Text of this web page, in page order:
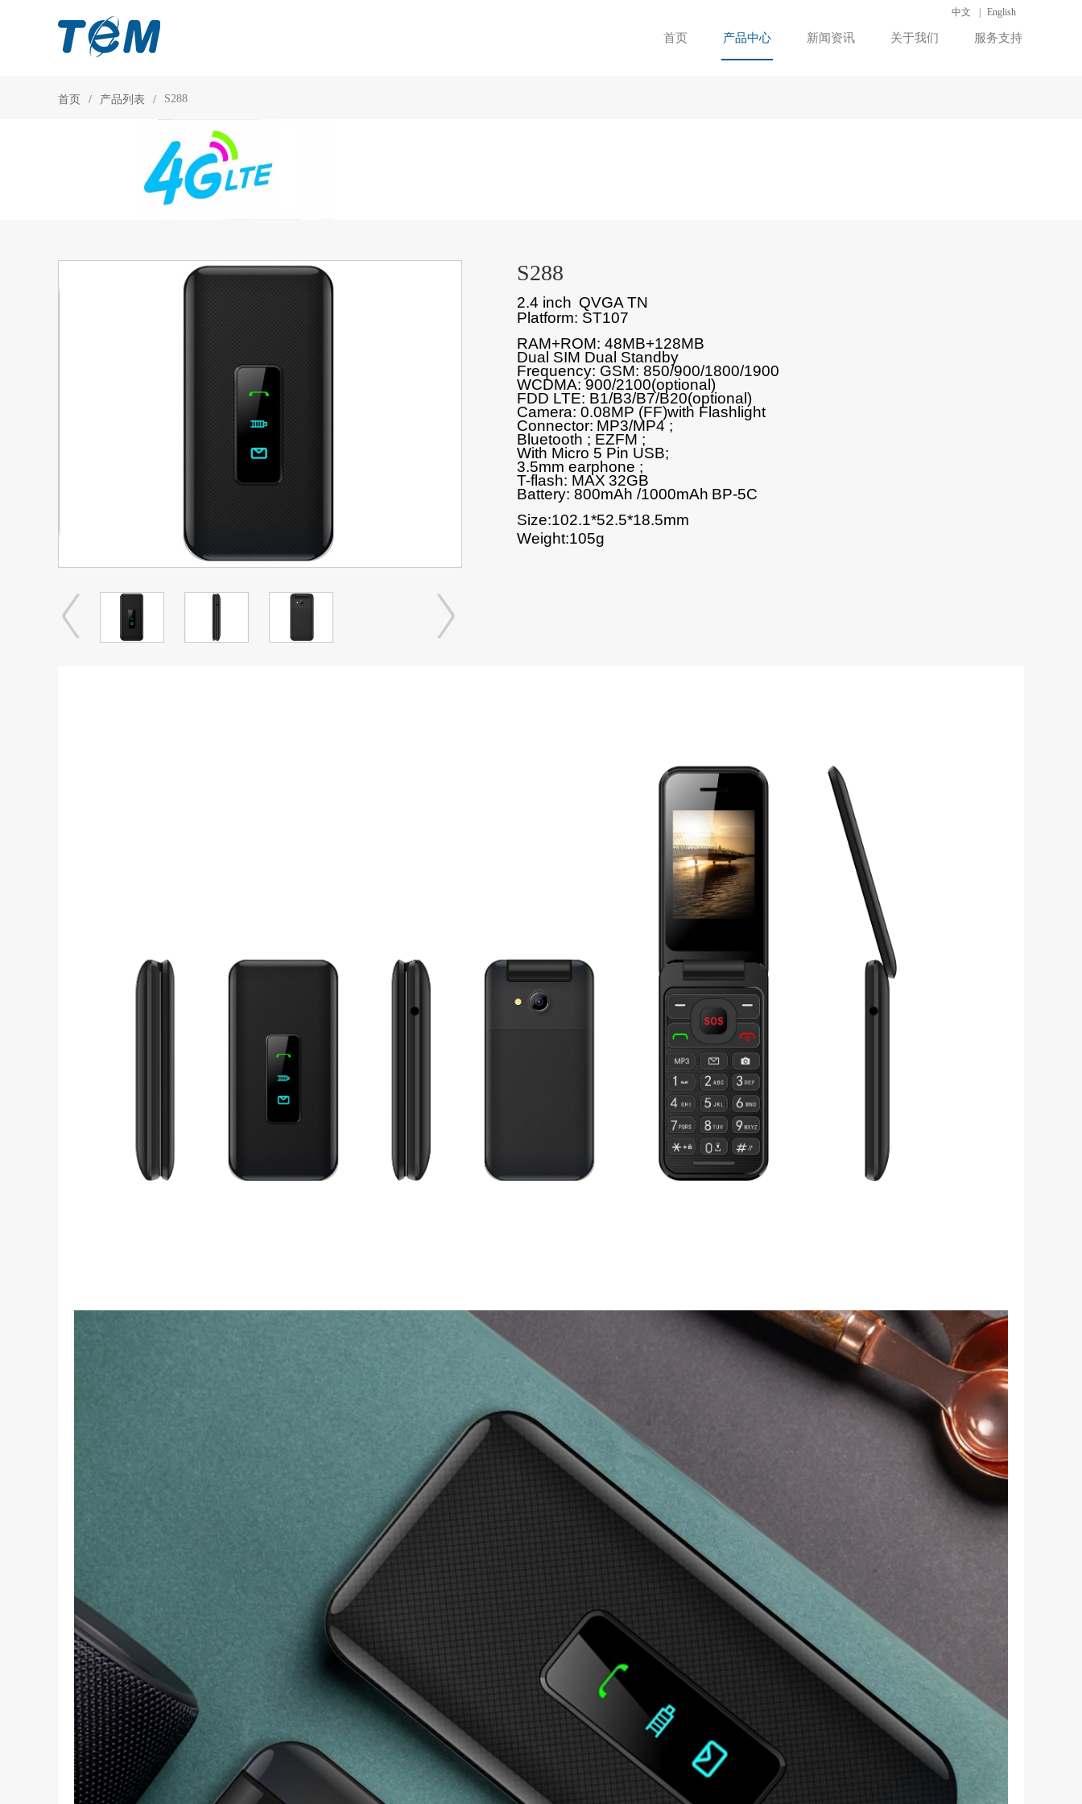
首页 产品中心 新闻资讯 关于我们 服务支持
中文 English
首页 / 产品列表 / S288
S288
2.4 inch QVGA TN
Platform: ST107
RAM+ROM: 48MB+128MB
Dual SIM Dual Standby
Frequency: GSM: 850/900/1800/1900
WCDMA: 900/2100(optional)
FDD LTE: B1/B3/B7/B20(optional)
Camera: 0.08MP (FF)with Flashlight
Connector: MP3/MP4 ;
Bluetooth ; EZFM ;
With Micro 5 Pin USB;
3.5mm earphone ;
T-flash: MAX 32GB
Battery: 800mAh /1000mAh BP-5C
Size:102.1*52.5*18.5mm
Weight:105g